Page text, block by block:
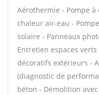
Aérothermie - Pompe
chaleur air-eau -
solaire - Panneaux
Entretien espaces
décoratifs extérieurs -
(diagnostic de
béton - Démolition